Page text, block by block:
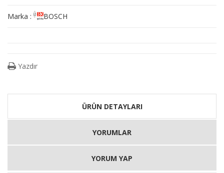
Marka : BOSCH
Yazdır
ÜRÜN DETAYLARI
YORUMLAR
YORUM YAP